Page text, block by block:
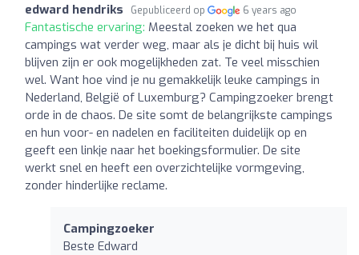
edward hendriks Gepubliceerd op 6 years ago
Fantastische ervaring: Meestal zoeken we het qua
campings wat verder weg, maar als je dicht bij huis wil
blijven zijn er ook mogelijkheden zat. Te veel misschien
wel. Want hoe vind je nu gemakkelijk leuke campings in
Nederland, België of Luxemburg? Campingzoeker brengt
orde in de chaos. De site somt de belangrijkste campings
en hun voor- en nadelen en faciliteiten duidelijk op en
geeft een linkje naar het boekingsformulier. De site
werkt snel en heeft een overzichtelijke vormgeving,
zonder hinderlijke reclame.
Campingzoeker
Beste Edward